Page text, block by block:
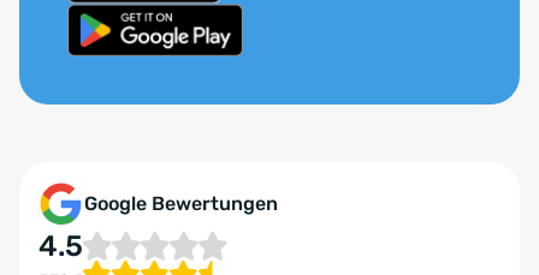
Google Bewertungen
4.5